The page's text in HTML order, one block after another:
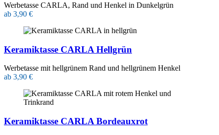
Werbetasse CARLA, Rand und Henkel in Dunkelgrün
ab 3,90 €
Keramiktasse CARLA Hellgrün
Werbetasse mit hellgrünem Rand und hellgrünem Henkel
ab 3,90 €
Keramiktasse CARLA Bordeauxrot